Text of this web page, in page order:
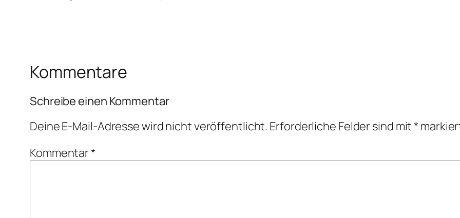
Kommentare
Schreibe einen Kommentar
Deine E-Mail-Adresse wird nicht veröffentlicht. Erforderliche Felder sind mit*
Kommentar*